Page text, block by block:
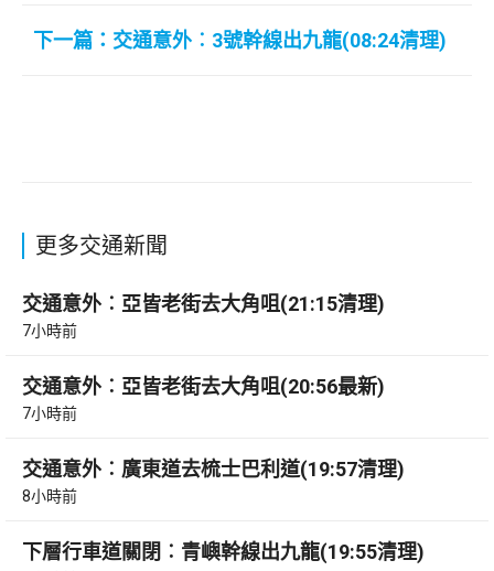
下一篇：交通意外︰3號幹線出九龍(08:24清理)
更多交通新聞
交通意外︰亞皆老街去大角咀(21:15清理)
7小時前
交通意外︰亞皆老街去大角咀(20:56最新)
7小時前
交通意外︰廣東道去梳士巴利道(19:57清理)
8小時前
下層行車道關閉︰青嶼幹線出九龍(19:55清理)